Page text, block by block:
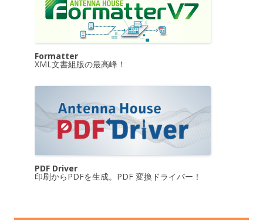
Formatter
XML文書組版の最高峰！
PDF Driver
印刷からPDFを生成。PDF 変換ドライバー！